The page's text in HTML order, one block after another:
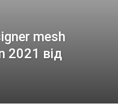
mesh
2021 від